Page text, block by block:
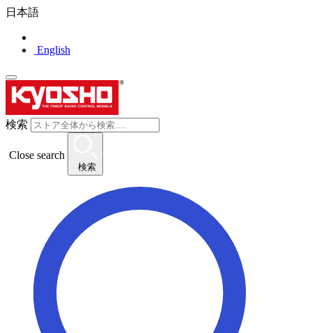
日本語
English
検索
Close search
検索